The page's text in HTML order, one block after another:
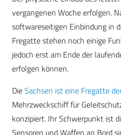
vergangenen Woche erfolgen.
softwareseitigen Einbindung in
Fregatte stehen noch einige
jedoch erst am Ende der
erfolgen können.
DieSachsen ist eine Fregatte
Mehrzweckschiff für
konzipiert. Ihr Schwerpunkt ist
Sensoren und Waffen an Bord